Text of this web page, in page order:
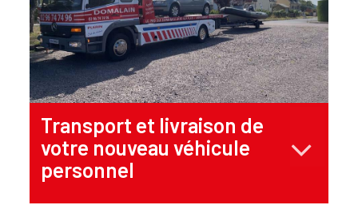
Transport et livraison de
votre nouveau véhicule
personnel